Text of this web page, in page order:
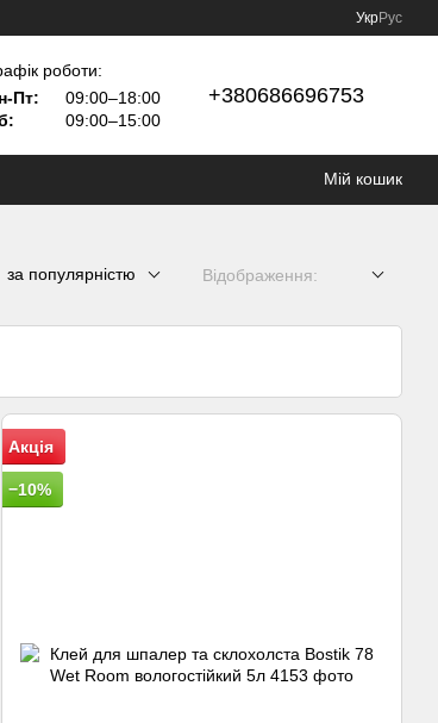
УкрРус
роботи:
Пт:
09:00–18:00
09:00–15:00
+380686696753
Мій кошик
за популярністю Відображення:
Акція
−10%